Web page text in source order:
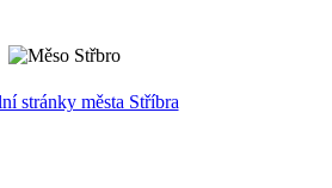
stránky města Stříbra